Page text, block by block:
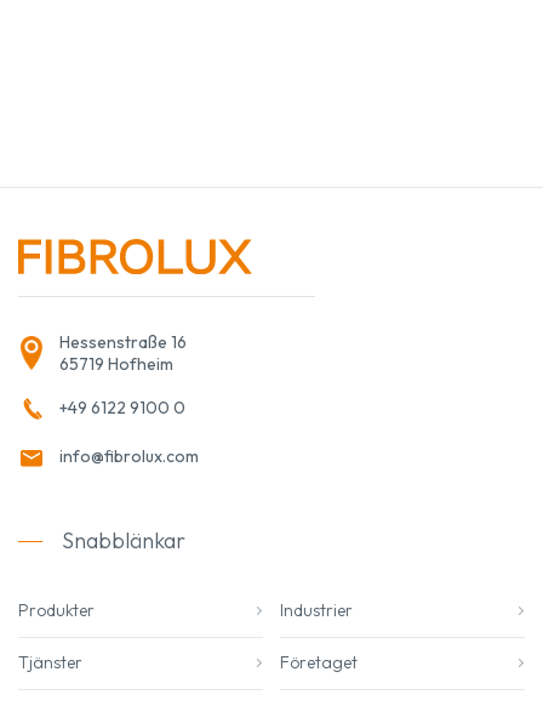
Hessenstraße 16
65719 Hofheim
+49 6122 9100 0
info@fibrolux.com
Snabblänkar
Produkter Industrier
Tjänster Företaget